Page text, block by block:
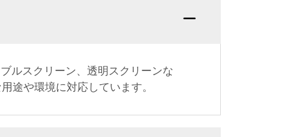
ルスクリーン、透明スクリーンな
途や環境に対応しています。